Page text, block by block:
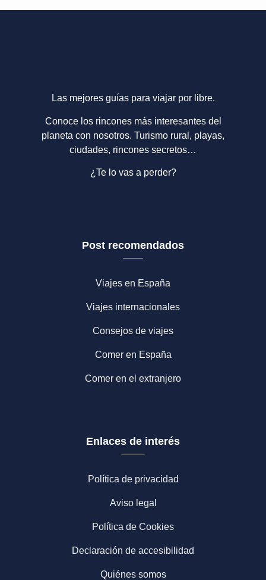
Las mejores guías para viajar por libre.
Conoce los rincones más interesantes del
planeta con nosotros. Turismo rural, playas,
ciudades, rincones secretos…
¿Te lo vas a perder?
Post recomendados
Viajes en España
Viajes internacionales
Consejos de viajes
Comer en España
Comer en el extranjero
Enlaces de interés
Política de privacidad
Aviso legal
Política de Cookies
Declaración de accesibilidad
Quiénes somos